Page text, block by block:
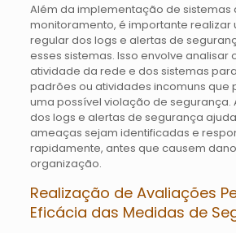
Além da implementação de sistemas
monitoramento, é importante realizar
regular dos logs e alertas de
esses sistemas. Isso envolve analisar
atividade da rede e dos sistemas
padrões ou atividades incomuns que
uma possível violação de segurança.
dos logs e alertas de segurança
ameaças sejam identificadas e
rapidamente, antes que causem
organização.
Realização de Avaliações
Eficácia das Medidas de